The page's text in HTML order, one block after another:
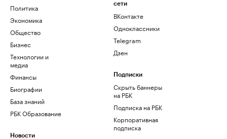
Политика
Экономика
Общество
Бизнес
Технологии и
медиа
Финансы
Биографии
База знаний
РБК Образование
Новости
сети
ВКонтакте
Одноклассники
Telegram
Дзен
Подписки
Скрыть баннеры
на РБК
Подписка на РБК
Корпоративная
подписка